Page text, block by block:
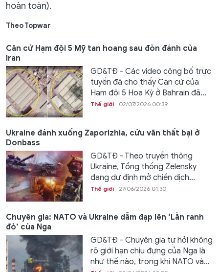
hoàn toàn).
Theo Topwar
Căn cứ Hạm đội 5 Mỹ tan hoang sau đòn đánh của
Iran
GD&TĐ - Các video công bố trực
tuyến đã cho thấy Căn cứ của
Hạm đội 5 Hoa Kỳ ở Bahrain đã...
Thế giới 02/07/2026 00:39
Ukraine đánh xuống Zaporizhia, cứu vãn thất bại ở
Donbass
GD&TĐ - Theo truyền thông
Ukraine, Tổng thống Zelensky
đang dự định mở chiến dịch...
Thế giới 27/06/2026 01:30
Chuyên gia: NATO và Ukraine dẫm đạp lên ‘Lằn ranh
đỏ’ của Nga
GD&TĐ - Chuyên gia tự hỏi không
rõ giới hạn chịu đựng của Nga là
như thế nào, trong khi NATO và...